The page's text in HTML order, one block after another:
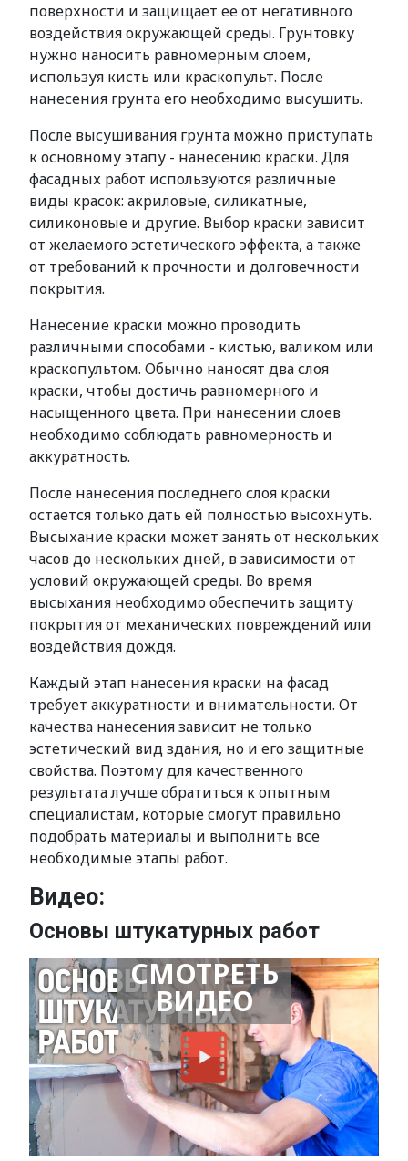
поверхности и защищает ее от негативного
воздействия окружающей среды. Грунтовку
нужно наносить равномерным слоем,
используя кисть или краскопульт. После
нанесения грунта его необходимо высушить.
После высушивания грунта можно приступать
к основному этапу - нанесению краски. Для
фасадных работ используются различные
виды красок: акриловые, силикатные,
силиконовые и другие. Выбор краски зависит
от желаемого эстетического эффекта, а также
от требований к прочности и долговечности
покрытия.
Нанесение краски можно проводить
различными способами - кистью, валиком или
краскопультом. Обычно наносят два слоя
краски, чтобы достичь равномерного и
насыщенного цвета. При нанесении слоев
необходимо соблюдать равномерность и
аккуратность.
После нанесения последнего слоя краски
остается только дать ей полностью высохнуть.
Высыхание краски может занять от нескольких
часов до нескольких дней, в зависимости от
условий окружающей среды. Во время
высыхания необходимо обеспечить защиту
покрытия от механических повреждений или
воздействия дождя.
Каждый этап нанесения краски на фасад
требует аккуратности и внимательности. От
качества нанесения зависит не только
эстетический вид здания, но и его защитные
свойства. Поэтому для качественного
результата лучше обратиться к опытным
специалистам, которые смогут правильно
подобрать материалы и выполнить все
необходимые этапы работ.
Видео:
Основы штукатурных работ
СМОТРЕТЬ
ВИДЕО